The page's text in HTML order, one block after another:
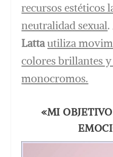
recursos estéticos
neutralidad sexual.
Lattautiliza
colores brillantes
monocromos.
«MI